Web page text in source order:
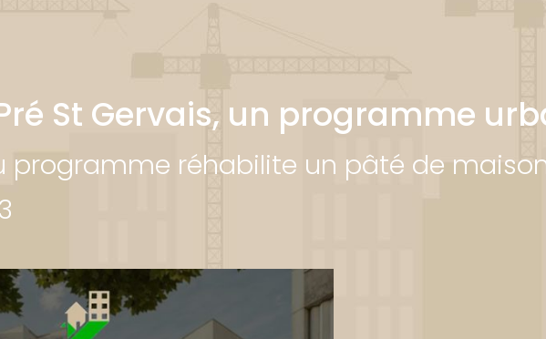
St Gervais, un programme
programme réhabilite un pâté de